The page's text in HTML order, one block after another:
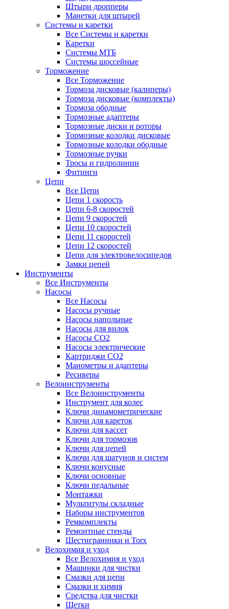
Штыри дропперы
Манетки для штырей
Системы и каретки
Все Системы и каретки
Каретки
Системы МТБ
Системы шоссейные
Торможение
Все Торможение
Тормоза дисковые (калиперы)
Тормоза дисковые (комплекты)
Тормоза ободные
Тормозные адаптеры
Тормозные диски и роторы
Тормозные колодки дисковые
Тормозные колодки ободные
Тормозные ручки
Тросы и гидролинии
Фитинги
Цепи
Все Цепи
Цепи 1 скорость
Цепи 6-8 скоростей
Цепи 9 скоростей
Цепи 10 скоростей
Цепи 11 скоростей
Цепи 12 скоростей
Цепи для электровелосипедов
Замки цепей
Инструменты
Все Инструменты
Насосы
Все Насосы
Насосы ручные
Насосы напольные
Насосы для вилок
Насосы CO2
Насосы электрические
Картриджи CO2
Манометры и адаптеры
Ресиверы
Велоинструменты
Все Велоинструменты
Инструмент для колес
Ключи динамометрические
Ключи для кареток
Ключи для кассет
Ключи для тормозов
Ключи для цепей
Ключи для шатунов и систем
Ключи конусные
Ключи основные
Ключи педальные
Монтажки
Мультитулы складные
Наборы инструментов
Ремкомплекты
Ремонтные стенды
Шестигранники и Torx
Велохимия и уход
Все Велохимия и уход
Машинки для чистки
Смазки для цепи
Смазки и химия
Средства для чистки
Щетки